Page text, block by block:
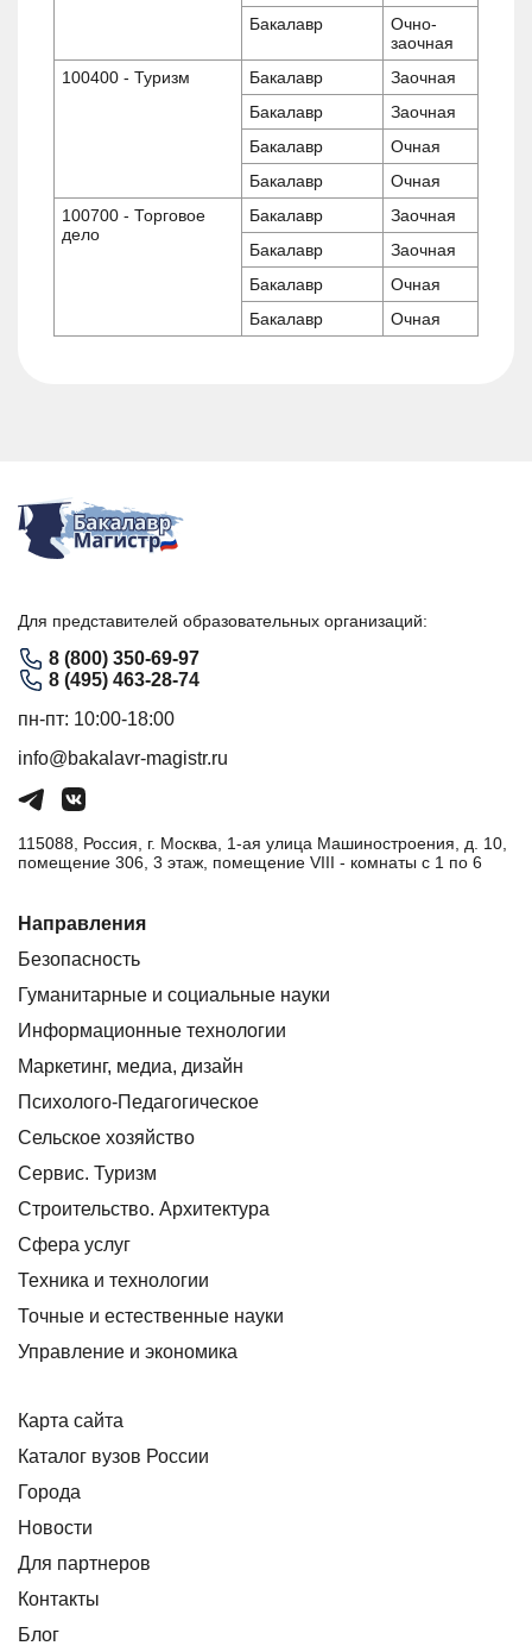
Бакалавр
Очно-
заочная
100400 - Туризм
Бакалавр
Заочная
Бакалавр
Заочная
Бакалавр
Очная
Бакалавр
Очная
100700 - Торговое
дело
Бакалавр
Заочная
Бакалавр
Заочная
Бакалавр
Очная
Бакалавр
Очная
Для представителей образовательных организаций:
8 (800) 350-69-97
8 (495) 463-28-74
пн-пт: 10:00-18:00
info@bakalavr-magistr.ru
115088, Россия, г. Москва, 1-ая улица Машиностроения, д. 10,
помещение 306, 3 этаж, помещение VIII - комнаты с 1 по 6
Направления
Безопасность
Гуманитарные и социальные науки
Информационные технологии
Маркетинг, медиа, дизайн
Психолого-Педагогическое
Сельское хозяйство
Сервис. Туризм
Строительство. Архитектура
Сфера услуг
Техника и технологии
Точные и естественные науки
Управление и экономика
Карта сайта
Каталог вузов России
Города
Новости
Для партнеров
Контакты
Блог